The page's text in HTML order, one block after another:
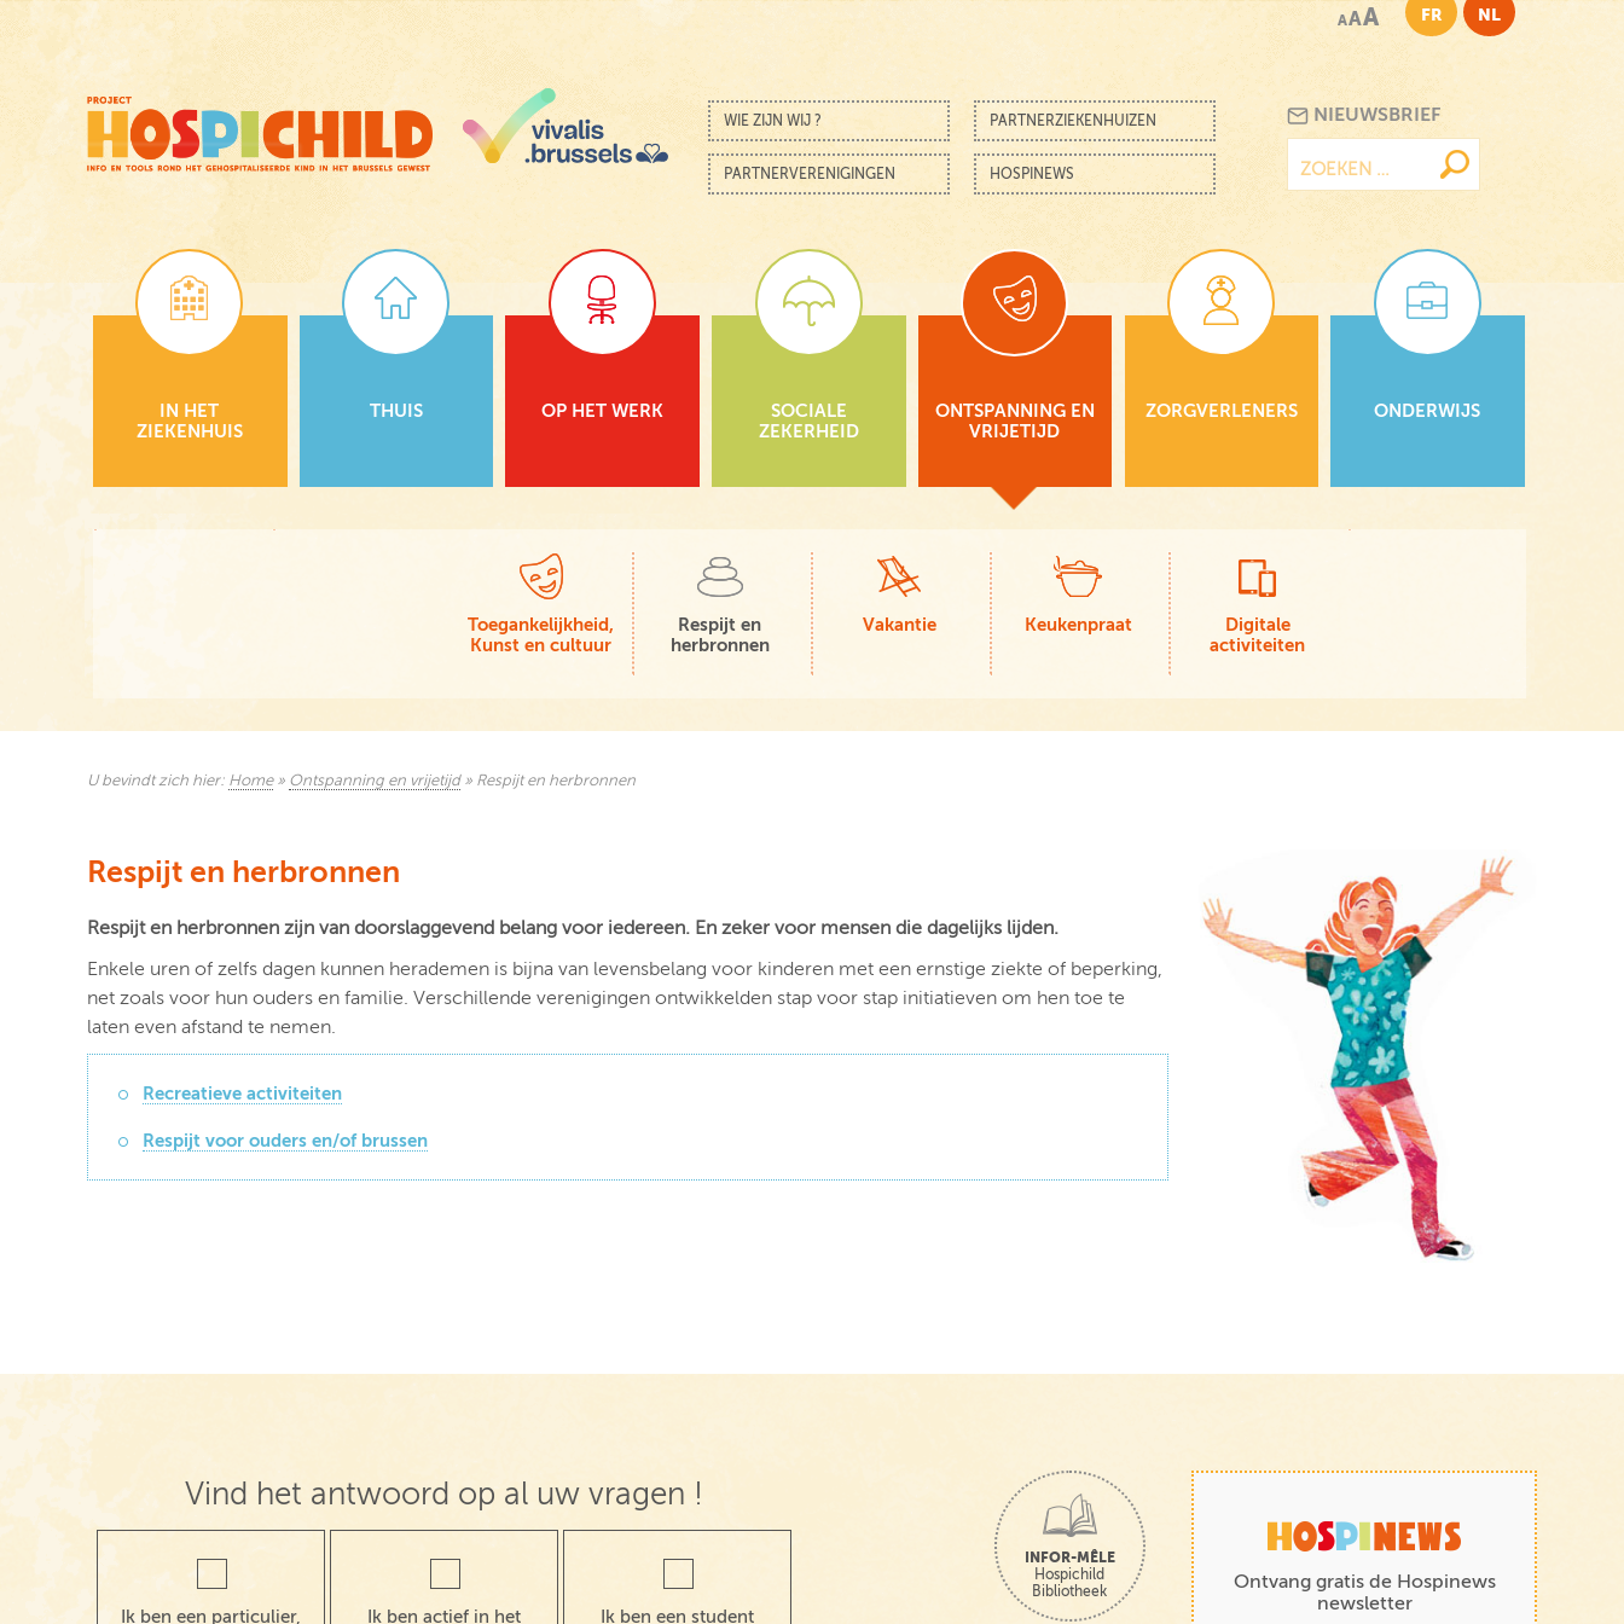
content
AAA FR NL
Menu
Skip to content
WIE ZIJN WIJ ? PARTNERZIEKENHUIZEN
PARTNERVERENIGINGEN HOSPINEWS
NIEUWSBRIEF
naar:
IN HET
ZIEKENHUIS
THUIS OP HET WERK
SOCIALE
ZEKERHEID
ONTSPANNING EN
VRIJETIJD
Toegankelijkheid,
Kunst en cultuur
Respijt en
herbronnen
Vakantie Keukenpraat
Digitale
activiteiten
ZORGVERLENERS ONDERWIJS
U bevindt zich hier: Home» Ontspanning en vrijetijd» Respijt en herbronnen
Respijt en herbronnen
Respijt en herbronnen zijn van doorslaggevend belang voor iedereen. En zeker voor mensen die dagelijks lijden.
Enkele uren of zelfs dagen kunnen herademen is bijna van levensbelang voor kinderen met een ernstige ziekte of beperking,
net zoals voor hun ouders en familie. Verschillende verenigingen ontwikkelden stap voor stap initiatieven om hen toe te
laten even afstand te nemen.
Recreatieve activiteiten
Respijt voor ouders en/of brussen
Vind het antwoord op al uw vragen !
Ik ben een particulier, Ik ben actief in het Ik ben een student
INFOR-MÊLE
Hospichild
Bibliotheek
Ontvang gratis de Hospinews
newsletter